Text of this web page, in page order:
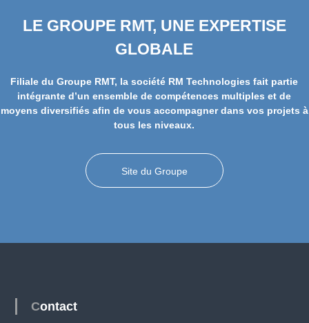
LE GROUPE RMT, UNE EXPERTISE
GLOBALE
Filiale du Groupe RMT, la société RM Technologies fait partie
intégrante d’un ensemble de compétences multiples et de
moyens diversifiés afin de vous accompagner dans vos projets à
tous les niveaux.
Site du Groupe
Contact